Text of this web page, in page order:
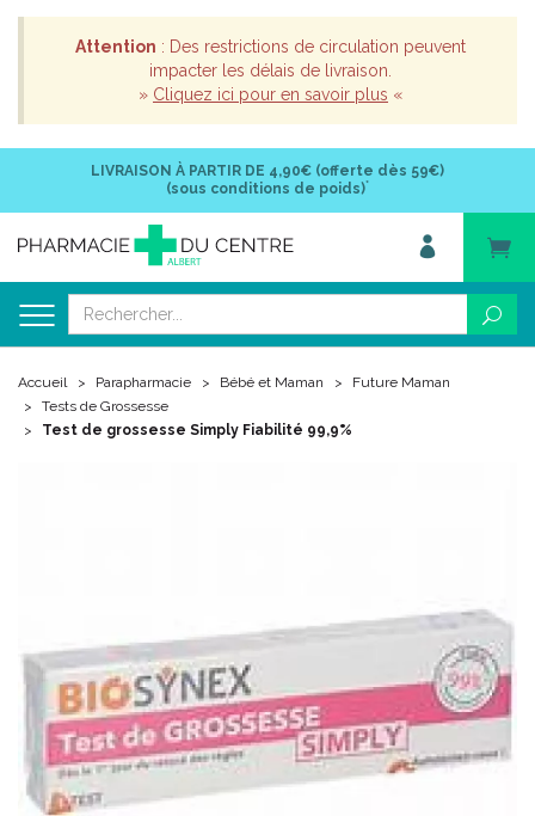
Attention : Des restrictions de circulation peuvent
impacter les délais de livraison.
» Cliquez ici pour en savoir plus «
LIVRAISON À PARTIR DE 4,90€ (offerte dès 59€)
(sous conditions de poids)*
Accueil Parapharmacie Bébé et Maman
Future Maman
Tests de Grossesse
Test de grossesse Simply Fiabilité 99,9%